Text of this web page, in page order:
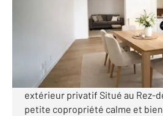
Appartement T2 à vendre
145 000 €
Visiter le site dédié
À vendre Charmant
extérieur privatif Situé au Rez-
petite copropriété calme et